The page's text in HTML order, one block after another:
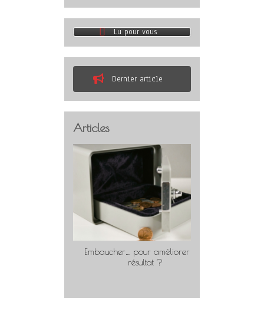
Lu pour vous
Dernier article
Articles
Embaucher… pour améliorer son
résultat ?